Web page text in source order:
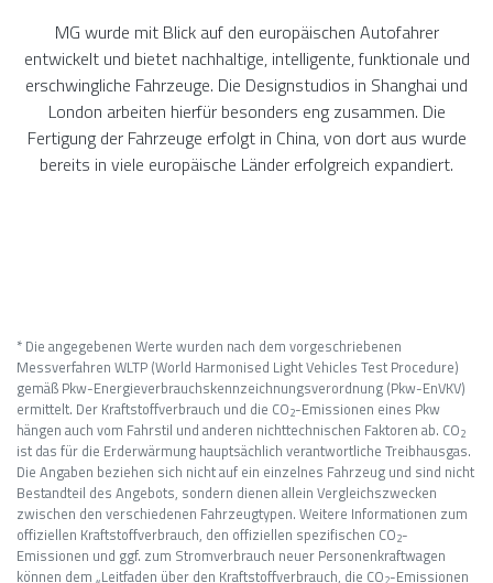
MG wurde mit Blick auf den europäischen Autofahrer
entwickelt und bietet nachhaltige, intelligente, funktionale und
erschwingliche Fahrzeuge. Die Designstudios in Shanghai und
London arbeiten hierfür besonders eng zusammen. Die
Fertigung der Fahrzeuge erfolgt in China, von dort aus wurde
bereits in viele europäische Länder erfolgreich expandiert.
* Die angegebenen Werte wurden nach dem vorgeschriebenen
Messverfahren WLTP (World Harmonised Light Vehicles Test Procedure)
gemäß Pkw-Energieverbrauchskennzeichnungsverordnung (Pkw-EnVKV)
ermittelt. Der Kraftstoffverbrauch und die CO2-Emissionen eines Pkw
hängen auch vom Fahrstil und anderen nichttechnischen Faktoren ab. CO2
ist das für die Erderwärmung hauptsächlich verantwortliche Treibhausgas.
Die Angaben beziehen sich nicht auf ein einzelnes Fahrzeug und sind nicht
Bestandteil des Angebots, sondern dienen allein Vergleichszwecken
zwischen den verschiedenen Fahrzeugtypen. Weitere Informationen zum
offiziellen Kraftstoffverbrauch, den offiziellen spezifischen CO2-
Emissionen und ggf. zum Stromverbrauch neuer Personenkraftwagen
können dem „Leitfaden über den Kraftstoffverbrauch, die CO -Emissionen